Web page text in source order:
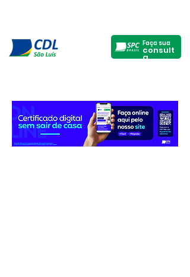
Faça sua
consult
a